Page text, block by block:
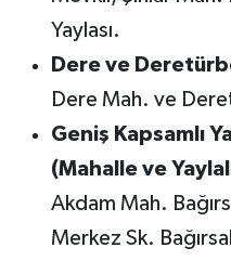
Yaylası.
Dere ve
Dere Mah. ve
Geniş Kapsamlı
(Mahalle ve
Akdam Mah.
Merkez Sk.